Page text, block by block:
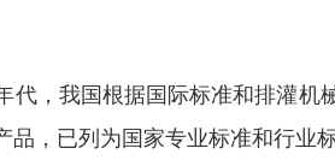
，我国根据国际标准和排灌机
，已列为国家专业标准和行业标